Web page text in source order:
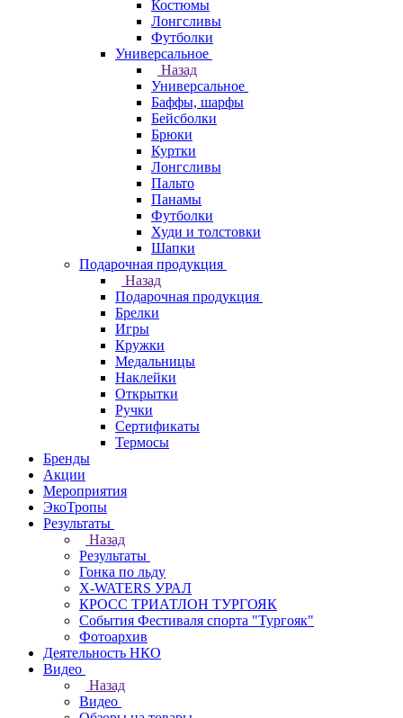
Костюмы
Лонгсливы
Футболки
Универсальное
Назад
Универсальное
Баффы, шарфы
Бейсболки
Брюки
Куртки
Лонгсливы
Пальто
Панамы
Футболки
Худи и толстовки
Шапки
Подарочная продукция
Назад
Подарочная продукция
Брелки
Игры
Кружки
Медальницы
Наклейки
Открытки
Ручки
Сертификаты
Термосы
Бренды
Акции
Мероприятия
ЭкоТропы
Результаты
Назад
Результаты
Гонка по льду
X-WATERS УРАЛ
КРОСС ТРИАТЛОН ТУРГОЯК
События Фестиваля спорта "Тургояк"
Фотоархив
Деятельность НКО
Видео
Назад
Видео